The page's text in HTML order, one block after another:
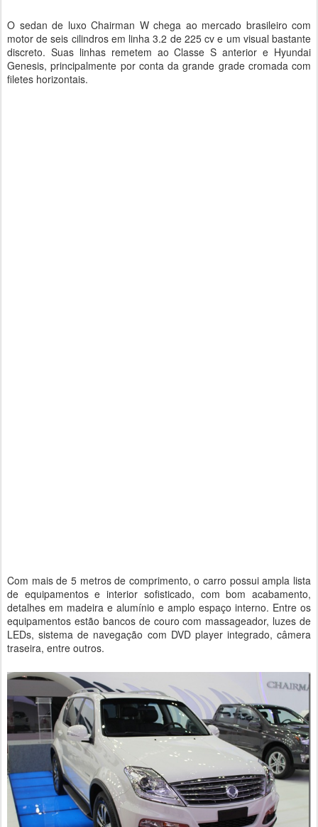
O sedan de luxo Chairman W chega ao mercado brasileiro com
motor de seis cilindros em linha 3.2 de 225 cv e um visual bastante
discreto. Suas linhas remetem ao Classe S anterior e Hyundai
Genesis, principalmente por conta da grande grade cromada com
filetes horizontais.
Com mais de 5 metros de comprimento, o carro possui ampla lista
de equipamentos e interior sofisticado, com bom acabamento,
detalhes em madeira e alumínio e amplo espaço interno. Entre os
equipamentos estão bancos de couro com massageador, luzes de
LEDs, sistema de navegação com DVD player integrado, câmera
traseira, entre outros.